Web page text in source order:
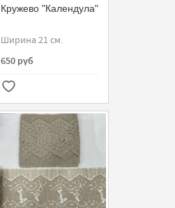
Кружево "Календула"
Ширина 21 см.
650 руб